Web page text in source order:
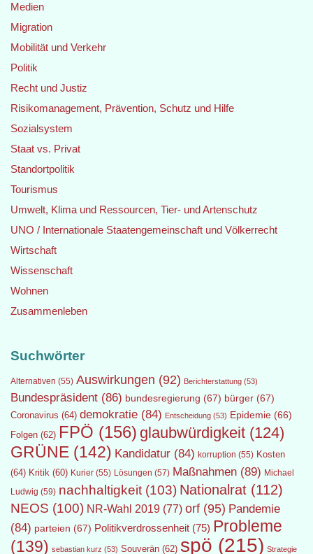
Medien
Migration
Mobilität und Verkehr
Politik
Recht und Justiz
Risikomanagement, Prävention, Schutz und Hilfe
Sozialsystem
Staat vs. Privat
Standortpolitik
Tourismus
Umwelt, Klima und Ressourcen, Tier- und Artenschutz
UNO / Internationale Staatengemeinschaft und Völkerrecht
Wirtschaft
Wissenschaft
Wohnen
Zusammenleben
Suchwörter
Alternativen (55) Auswirkungen (92) Berichterstattung (53)
Bundespräsident (86) bundesregierung (67) bürger (67)
Coronavirus (64) demokratie (84) Entscheidung (53) Epidemie (66)
Folgen (62) FPÖ (156) glaubwürdigkeit (124)
GRÜNE (142) Kandidatur (84) korruption (55) Kosten
(64) Kritik (60) Kurier (55) Lösungen (57) Maßnahmen (89) Michael
Ludwig (59) nachhaltigkeit (103) Nationalrat (112)
NEOS (100) NR-Wahl 2019 (77) orf (95) Pandemie
(84) parteien (67) Politikverdrossenheit (75) Probleme
(139) sebastian kurz (53) Souverän (62) spö (215) Strategie